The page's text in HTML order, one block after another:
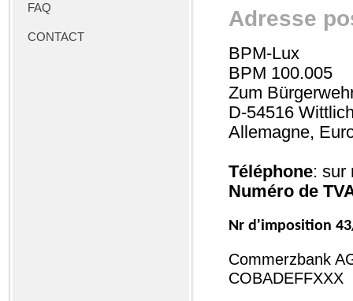
Adresse
BPM-Lux
BPM 100.005
Zum
D-54516
Allemagne,
Téléphone: sur
Numéro de
Nr d'imposition
Commerzbank
COBADEFFXXX
FAQ
CONTACT